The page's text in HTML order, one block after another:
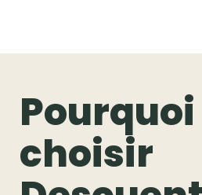
Pourquoi
choisir